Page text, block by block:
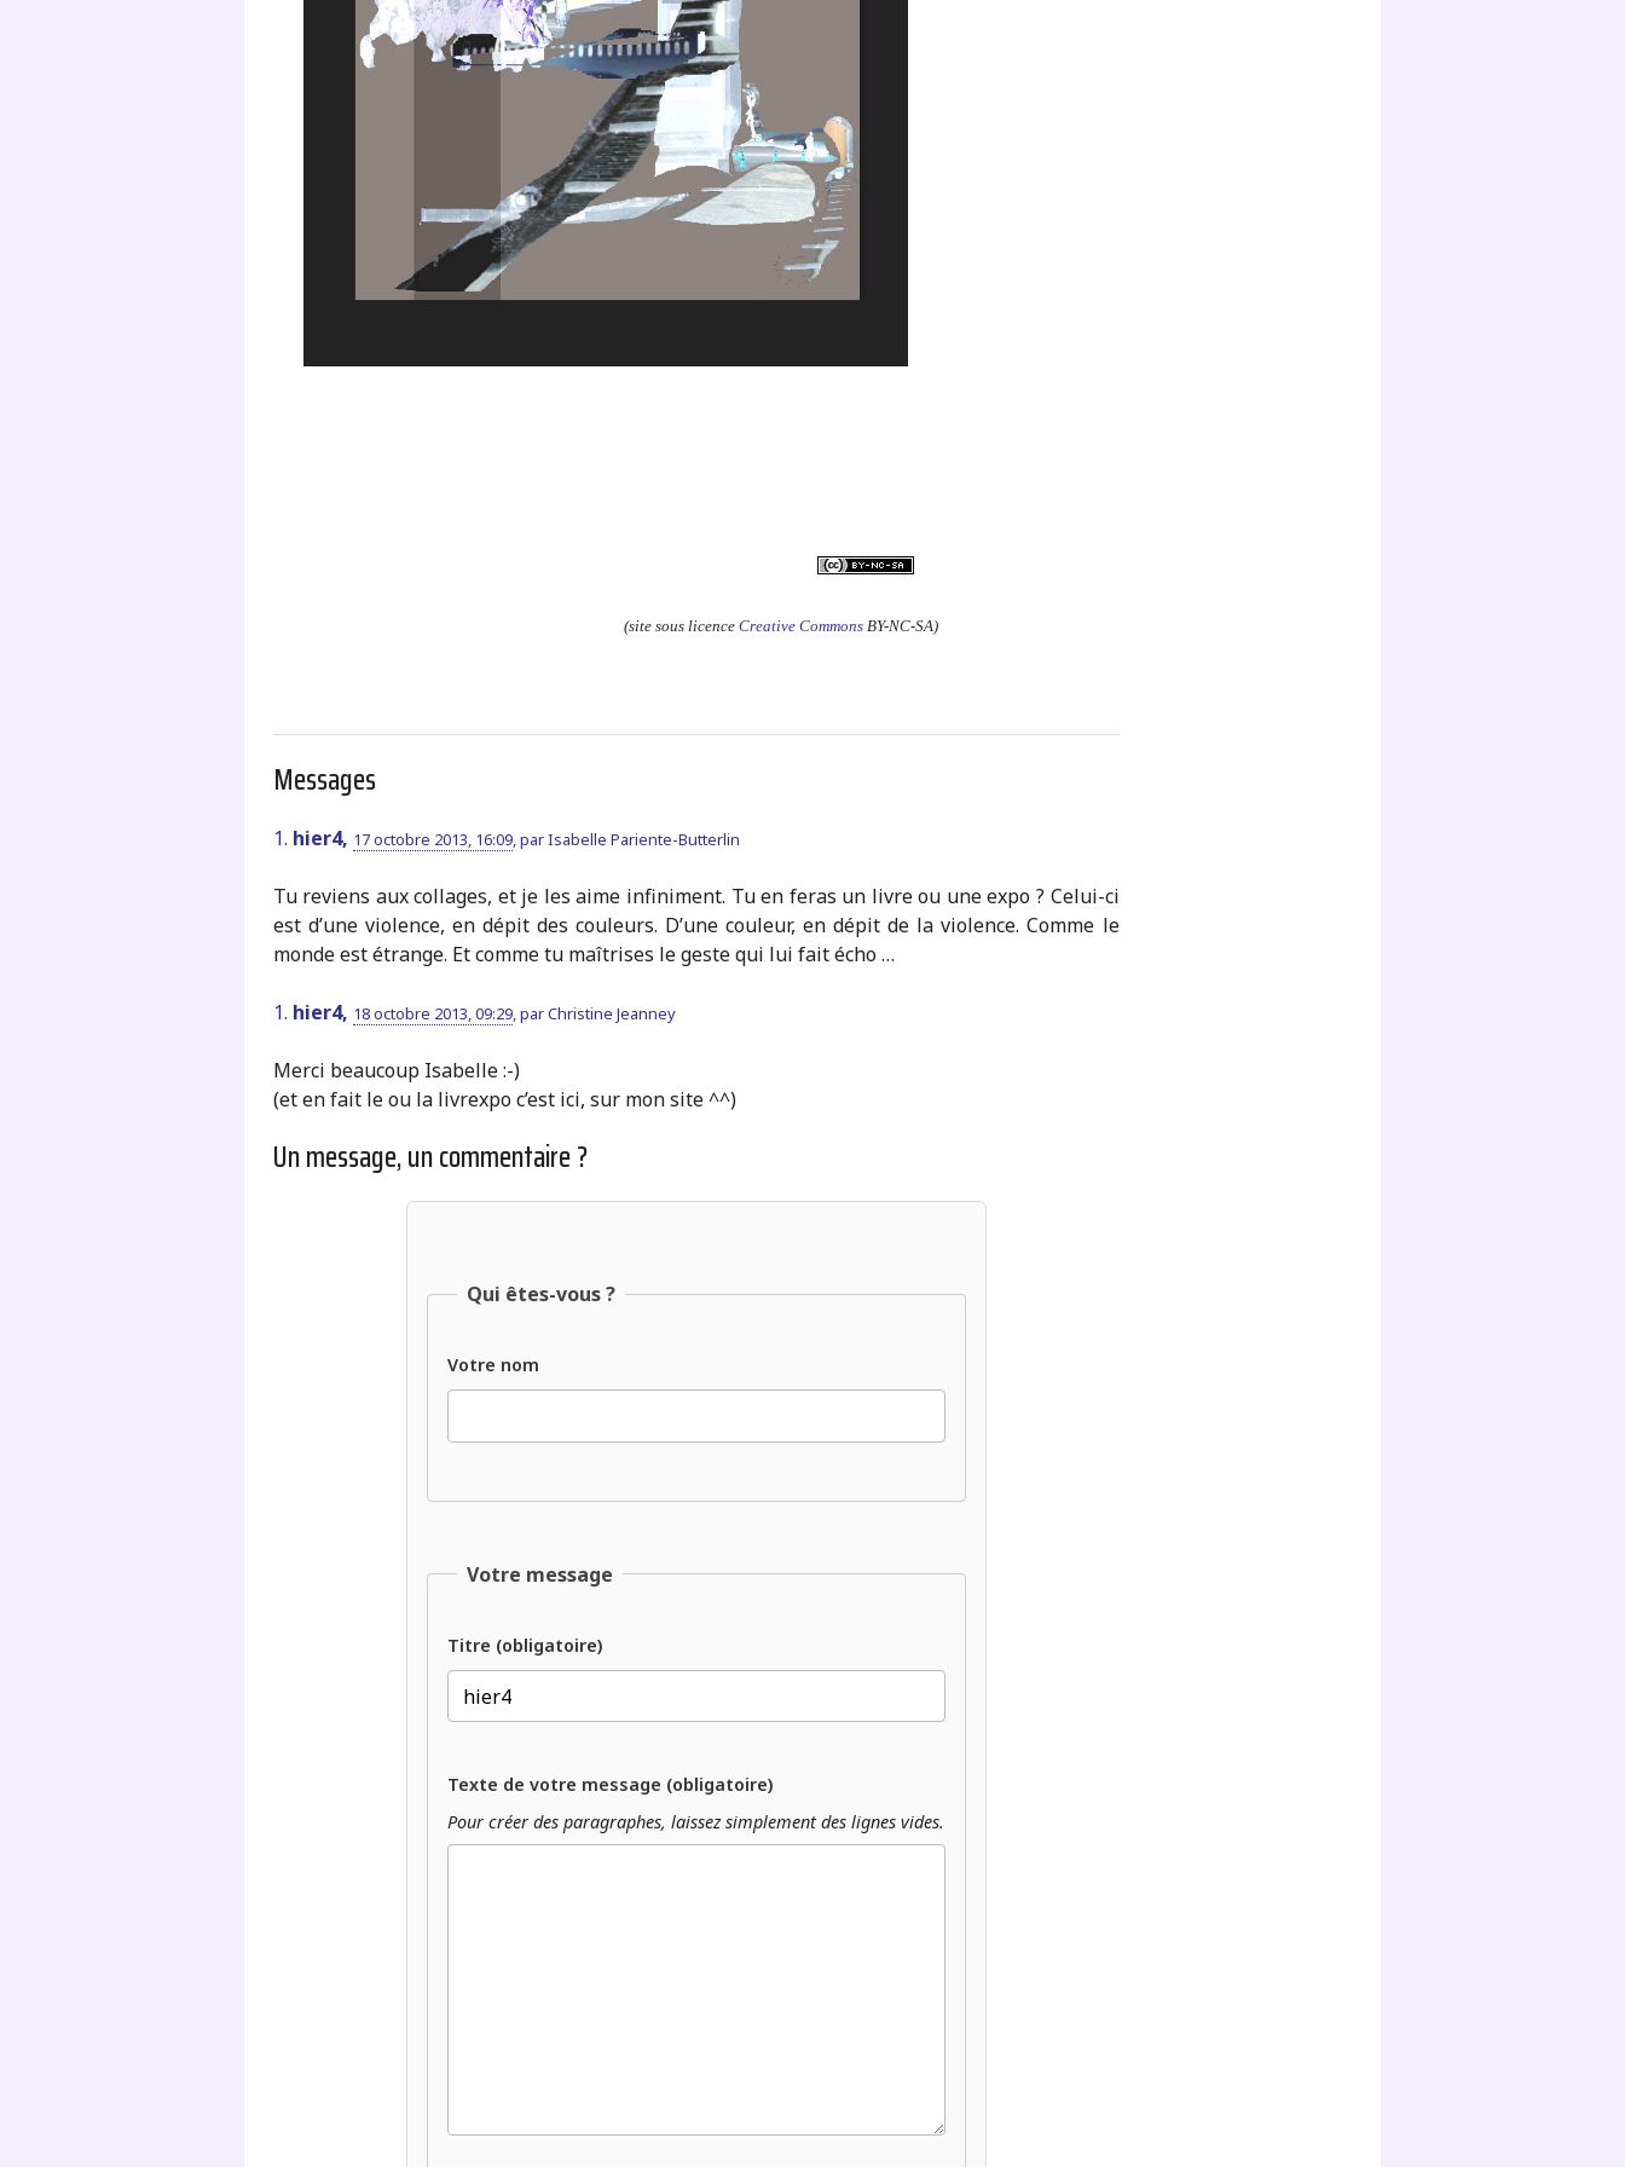
(site sous licence Creative CommonsBY-NC-SA)
Messages
1. hier4, 17 octobre 2013, 16:09,parIsabelle Pariente-Butterlin
Tu reviens aux collages, et je les aime infiniment. Tu en feras un livre ou une expo ? Celui-ci
est d’une violence, en dépit des couleurs. D’une couleur, en dépit de la violence. Comme le
monde est étrange. Et comme tu maîtrises le geste qui lui fait écho …
1. hier4, 18 octobre 2013, 09:29,parChristine Jeanney
Merci beaucoup Isabelle :-)
(et en fait le ou la livrexpo c’est ici, sur mon site ^^)
Un message, un commentaire ?
Qui êtes-vous ?
Votre nom
Votre message
Titre (obligatoire)
Texte de votre message (obligatoire)
Pour créer des paragraphes, laissez simplement des lignes vides.